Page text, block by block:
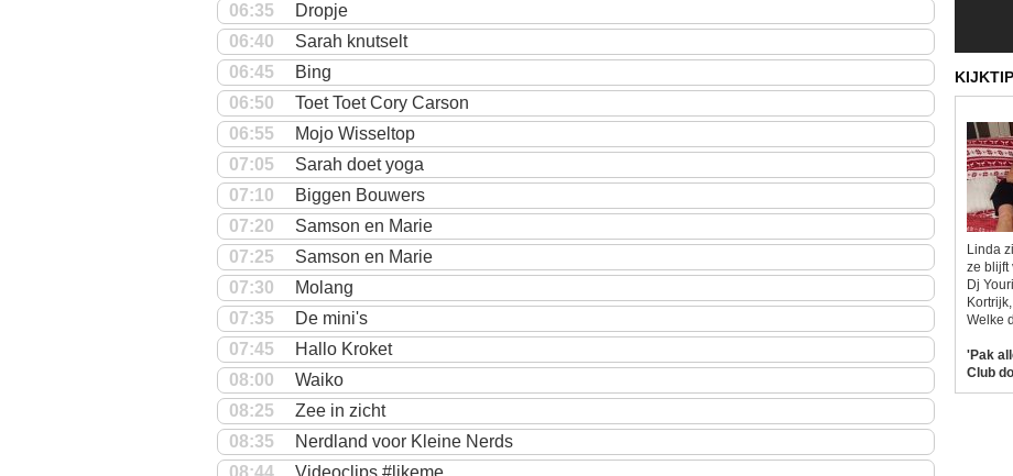
06:35
Dropje
06:40
Sarah knutselt
06:45
Bing
06:50
Toet Toet Cory Carson
06:55
Mojo Wisseltop
07:05
Sarah doet yoga
07:10
Biggen Bouwers
07:20
Samson en Marie
07:25
Samson en Marie
07:30
Molang
07:35
De mini's
07:45
Hallo Kroket
08:00
Waiko
08:25
Zee in zicht
08:35
Nerdland voor Kleine Nerds
Linda
ze blijft
Dj
Welke
'Pak
Club